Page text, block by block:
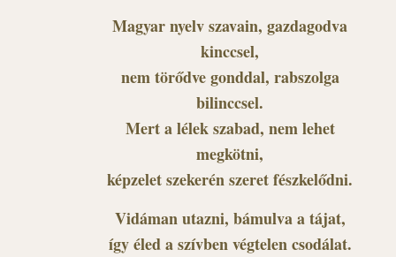
Magyar nyelv szavain, gazdagodva
kinccsel,
nem törődve gonddal, rabszolga
bilinccsel.
Mert a lélek szabad, nem lehet
megkötni,
képzelet szekerén szeret fészkelődni.
Vidáman utazni, bámulva a tájat,
így éled a szívben végtelen csodálat.